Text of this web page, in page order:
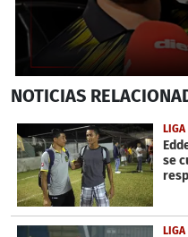
seconds
8
minutes,
20
seconds
NOTICIAS
LIGA
se
LIGA